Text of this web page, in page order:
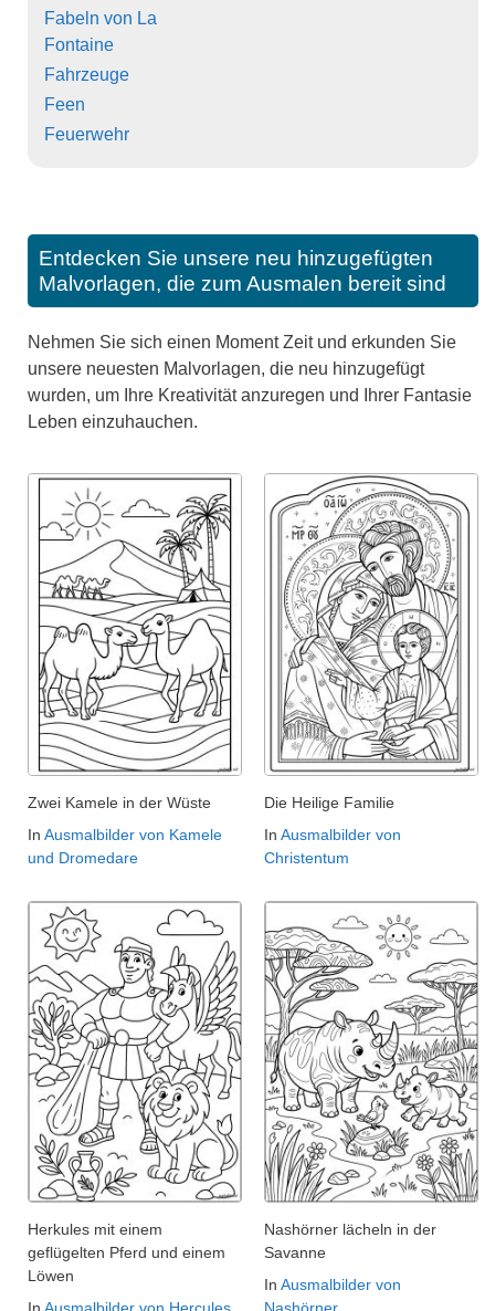
Fabeln von La
Fontaine
Fahrzeuge
Feen
Feuerwehr
Entdecken Sie unsere neu hinzugefügten
Malvorlagen, die zum Ausmalen bereit sind
Nehmen Sie sich einen Moment Zeit und erkunden Sie
unsere neuesten Malvorlagen, die neu hinzugefügt
wurden, um Ihre Kreativität anzuregen und Ihrer Fantasie
Leben einzuhauchen.
Zwei Kamele in der Wüste
In Ausmalbilder von Kamele
und Dromedare
Die Heilige Familie
In Ausmalbilder von
Christentum
Herkules mit einem
geflügelten Pferd und einem
Löwen
Nashörner lächeln in der
Savanne
In Ausmalbilder von